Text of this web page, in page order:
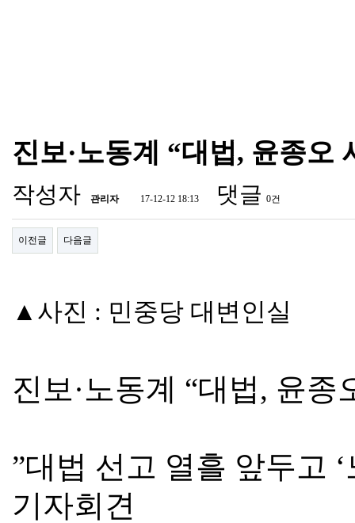
진보·노동계 “대법, 윤종오
작성자 관리자 17-12-12 18:13 댓글 0건
이전글 다음글
▲사진 : 민중당 대변인실
진보·노동계 “대법, 윤종
”대법 선고 열흘 앞두고 ‘
기자회견